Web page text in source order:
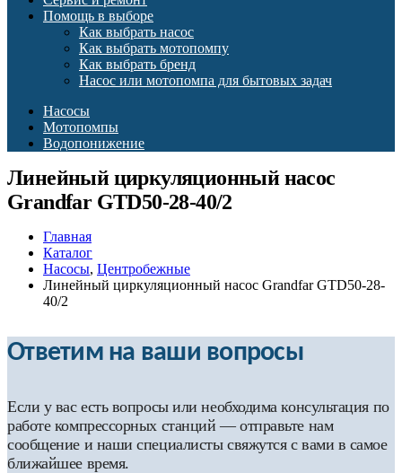
Помощь в выборе
Как выбрать насос
Как выбрать мотопомпу
Как выбрать бренд
Насос или мотопомпа для бытовых задач
Насосы
Мотопомпы
Водопонижение
Линейный циркуляционный насос
Grandfar GTD50-28-40/2
Главная
Каталог
Насосы, Центробежные
Линейный циркуляционный насос Grandfar GTD50-28-
40/2
Ответим на ваши вопросы
Если у вас есть вопросы или необходима консультация по
работе компрессорных станций — отправьте нам
сообщение и наши специалисты свяжутся с вами в самое
ближайшее время.